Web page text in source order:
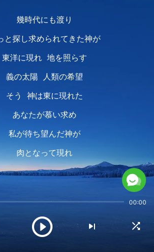
幾時代にも渡り
と探し求められてきた神が
東洋に現れ 地を照らす
義の太陽 人類の希望
そう 神は東に現れた
あなたが慕い求め
私が待ち望んだ神が
肉となって現れ
理を表し 光をもたらした
地は称賛で満たされる
00:00